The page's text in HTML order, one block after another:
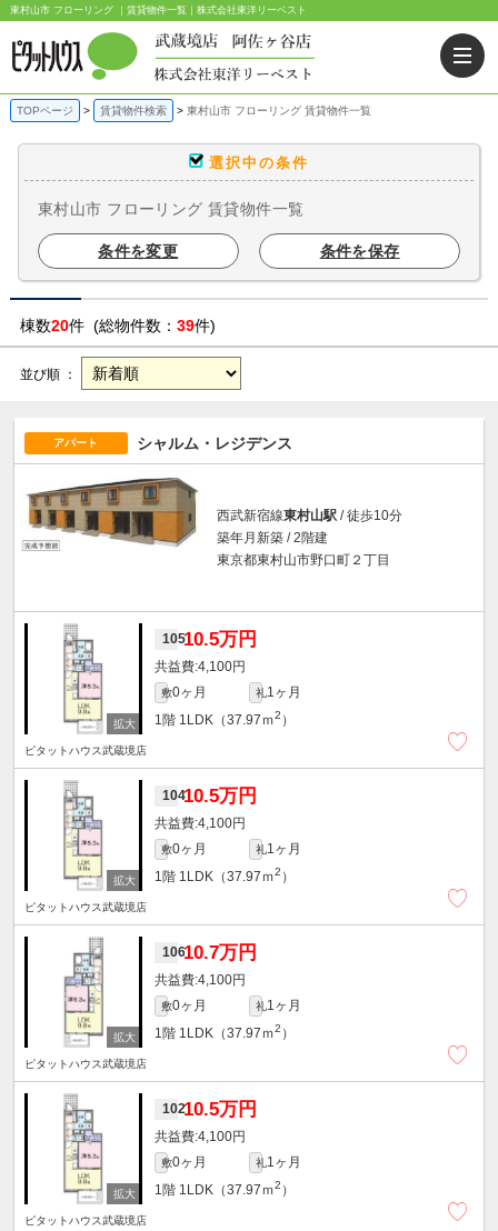
東村山市 フローリング ｜賃貸物件一覧｜株式会社東洋リーベスト
TOPページ 賃貸物件検索 東村山市 フローリング 賃貸物件一覧
選択中の条件
東村山市 フローリング 賃貸物件一覧
条件を変更 条件を保存
棟数20件 (総物件数： 39件)
並び順 ：
アパート シャルム・レジデンス
西武新宿線東村山駅 / 徒歩10分
築年月新築 / 2階建
東京都東村山市野口町２丁目
10510.5万円
4,100円
敷0ヶ月 礼1ヶ月
1階 1LDK（37.97ｍ2 ）
ピタットハウス武蔵境店
10410.5万円
4,100円
敷0ヶ月 礼1ヶ月
1階 1LDK（37.97ｍ2 ）
ピタットハウス武蔵境店
10610.7万円
4,100円
敷0ヶ月 礼1ヶ月
1階 1LDK（37.97ｍ2 ）
ピタットハウス武蔵境店
10210.5万円
4,100円
敷0ヶ月 礼1ヶ月
1階 1LDK（37.97ｍ2 ）
ピタットハウス武蔵境店